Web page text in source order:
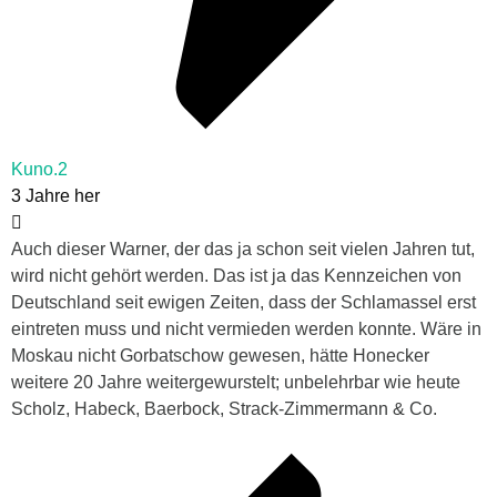
Kuno.2
3 Jahre her
Auch dieser Warner, der das ja schon seit vielen Jahren tut,
wird nicht gehört werden. Das ist ja das Kennzeichen von
Deutschland seit ewigen Zeiten, dass der Schlamassel erst
eintreten muss und nicht vermieden werden konnte. Wäre in
Moskau nicht Gorbatschow gewesen, hätte Honecker
weitere 20 Jahre weitergewurstelt; unbelehrbar wie heute
Scholz, Habeck, Baerbock, Strack-Zimmermann & Co.